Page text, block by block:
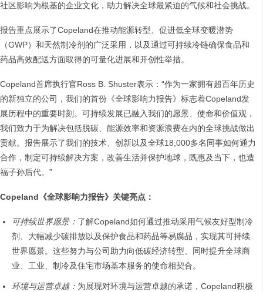
社区影响为根基的企业文化，助力解决全球最紧迫的气候和社会挑战。
报告重点展示了Copeland在推动能源转型、促进低全球变暖潜势
（GWP）和天然制冷剂的广泛采用，以及通过可持续冷链确保食品和
药品高效配送方面取得的可量化进展和开创性举措。
Copeland首席执行官Ross B. Shuster表示：“作为一家拥有超百年历史
的新独立的公司，我们的首份《全球影响力报告》标志着Copeland发
展历程中的重要时刻。可持续发展已融入我们的愿景、使命和价值观，
我们致力于为解决包括脱碳、能源效率和资源浪费在内的全球挑战做出
贡献。报告展示了我们的技术、创新以及全球18,000多名同事如何通力
合作，制定可持续解决方案，改善生活并保护地球，既惠及当下，也造
福子孙后代。”
Copeland《全球影响力报告》关键亮点：
可持续世界愿景： 了解Copeland如何通过推动采用气候友好型制冷
剂、大幅减少碳排放以及保护食品和药品等易腐品，实现其可持续
世界愿景。这些努力与公司助力向低碳经济转型、同时提升全球商
业、工业、制冷及住宅市场基本服务的使命相契合。
环境与运营卓越： 为展现对环境与运营卓越的承诺，Copeland积极